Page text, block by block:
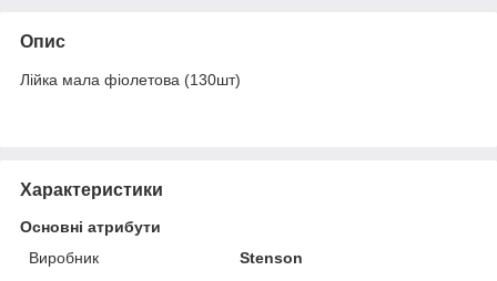
Опис
Лійка мала фіолетова (130шт)
Характеристики
Основні атрибути
Виробник
Stenson